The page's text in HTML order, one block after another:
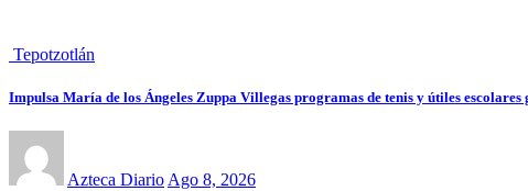
Tepotzotlán
Impulsa María de los Ángeles Zuppa Villegas programas de tenis y útiles
Azteca DiarioAgo 8, 2026